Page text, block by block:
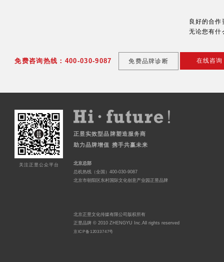
良好的合
无论您有什
免费咨询热线：400-030-9087 免费品牌诊断 在线咨询
关注正昱公众平台
正昱实效型品牌塑造服务商
助力品牌增值 携手共赢未来
北京总部
总机热线（全国）400-030-9087
北京市朝阳区东村国际文化创意产业园正昱品牌
北京正昱文化传媒有限公司版权所有
正昱品牌 © 2010 ZHENGYU Inc.All rights reserved
京ICP备12033747号